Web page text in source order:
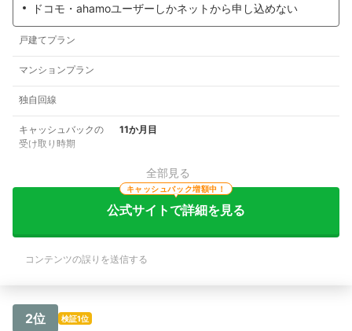
ドコモ・ahamoユーザーしかネットから申し込めない
戸建てプラン
マンションプラン
独自回線
キャッシュバックの
受け取り時期
11か月目
全部見る
公式サイトで詳細を見る
キャッシュバック増額中！
コンテンツの誤りを送信する
2位 検証1位